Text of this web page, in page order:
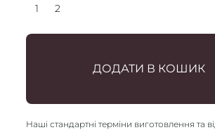
1
1
2
2
ДОДАТИ В КОШИК
Наші стандартні терміни виготовлення та